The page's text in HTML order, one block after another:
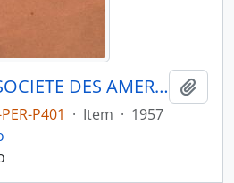
JOURNAL DE LA SOCIETE DES AMERICANISTES DE PARIS - PARIS FR MUSEE DE L HOMME - 1957 - Nº46
P401 · Item · 1957